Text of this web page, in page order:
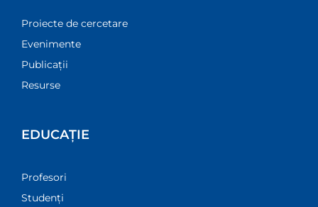
Proiecte de cercetare
Evenimente
Publicații
Resurse
EDUCAȚIE
Profesori
Studenți